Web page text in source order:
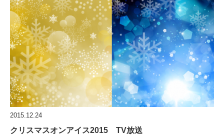
2015.12.24
クリスマスオンアイス2015 TV放送